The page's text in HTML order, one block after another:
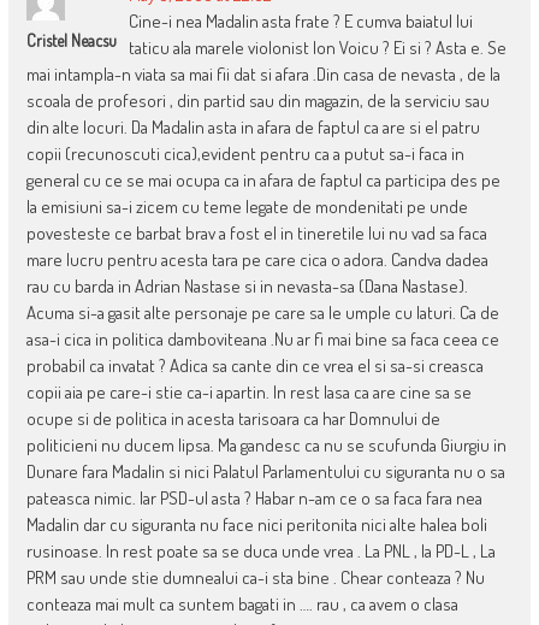
Cristel Neacsu
Cine-i nea Madalin asta frate ? E cumva baiatul lui
taticu ala marele violonist Ion Voicu ? Ei si ? Asta e. Se
mai intampla-n viata sa mai fii dat si afara .Din casa de nevasta , de la
scoala de profesori , din partid sau din magazin, de la serviciu sau
din alte locuri. Da Madalin asta in afara de faptul ca are si el patru
copii (recunoscuti cica),evident pentru ca a putut sa-i faca in
general cu ce se mai ocupa ca in afara de faptul ca participa des pe
la emisiuni sa-i zicem cu teme legate de mondenitati pe unde
povesteste ce barbat brav a fost el in tineretile lui nu vad sa faca
mare lucru pentru acesta tara pe care cica o adora. Candva dadea
rau cu barda in Adrian Nastase si in nevasta-sa (Dana Nastase).
Acuma si-a gasit alte personaje pe care sa le umple cu laturi. Ca de
asa-i cica in politica damboviteana .Nu ar fi mai bine sa faca ceea ce
probabil ca invatat ? Adica sa cante din ce vrea el si sa-si creasca
copii aia pe care-i stie ca-i apartin. In rest lasa ca are cine sa se
ocupe si de politica in acesta tarisoara ca har Domnului de
politicieni nu ducem lipsa. Ma gandesc ca nu se scufunda Giurgiu in
Dunare fara Madalin si nici Palatul Parlamentului cu siguranta nu o sa
pateasca nimic. Iar PSD-ul asta ? Habar n-am ce o sa faca fara nea
Madalin dar cu siguranta nu face nici peritonita nici alte halea boli
rusinoase. In rest poate sa se duca unde vrea . La PNL , la PD-L , La
PRM sau unde stie dumnealui ca-i sta bine . Chear conteaza ? Nu
conteaza mai mult ca suntem bagati in …. rau , ca avem o clasa